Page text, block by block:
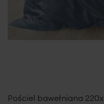
Pościel bawełniana